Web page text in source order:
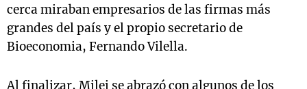
cerca miraban empresarios de las firmas más
grandes del país y el propio secretario de
Bioeconomia, Fernando Vilella.
Al finalizar, Milei se abrazó con algunos de los